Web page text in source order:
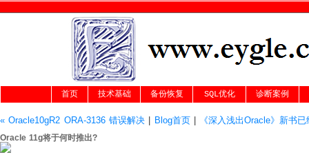
首页 技术基础 备份恢复 SQL优化 诊断案例
« Oracle10gR2 ORA-3136 错误解决| Blog首页| 《深入浅出Oracle》新书
Oracle 11g将于何时推出?